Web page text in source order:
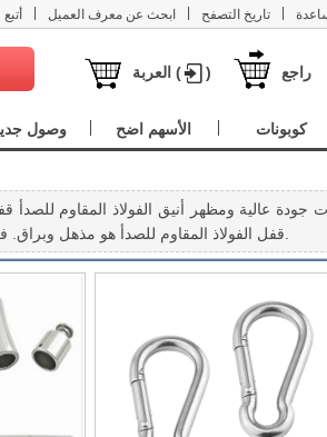
ابحث عن معرف العميل تاريخ التصفح
العربة ( ) راجع
وصول الأسهم اضح كوبونات